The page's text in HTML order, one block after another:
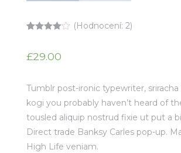
na základě
hodnocení
(Hodnocení: 2)
£29.00
Tumblr post-ironic typewriter,
kogi you probably haven’t heard of
tousled aliquip nostrud fixie ut put a
Direct trade Banksy Carles pop-up.
High Life veniam.